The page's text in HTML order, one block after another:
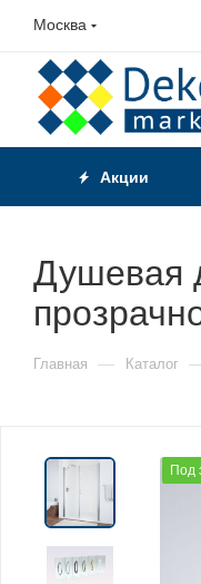
Москва
Акции
Душевая
Главная — Каталог
Под